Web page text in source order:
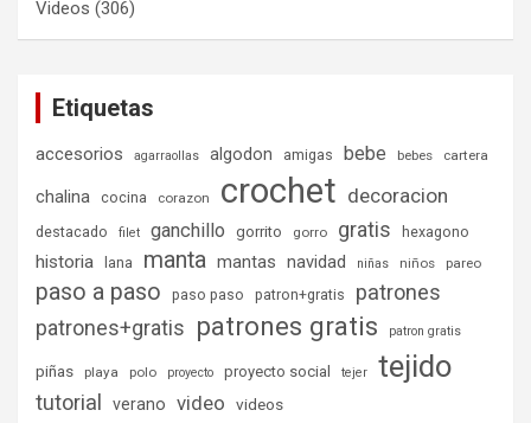
Videos (306)
Etiquetas
accesorios agarraollas algodon amigas bebe bebes cartera
chalina cocina corazon crochet decoracion
destacado filet ganchillo gorrito gorro gratis hexagono
historia lana manta mantas navidad niñas niños pareo
paso a paso paso paso patron+gratis
patrones
patrones+gratis patrones gratis patron gratis
piñas playa polo proyecto proyecto social tejer tejido
tutorial verano video videos